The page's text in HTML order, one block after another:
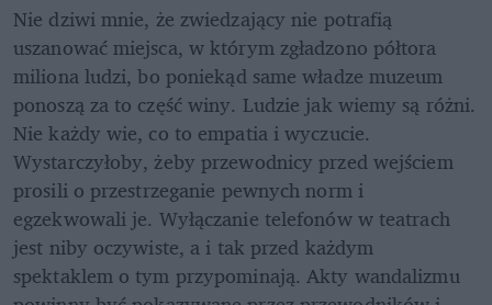
Nie dziwi mnie, że zwiedzający nie potrafią
uszanować miejsca, w którym zgładzono półtora
miliona ludzi, bo poniekąd same władze muzeum
ponoszą za to część winy. Ludzie jak wiemy są różni.
Nie każdy wie, co to empatia i wyczucie.
Wystarczyłoby, żeby przewodnicy przed wejściem
prosili o przestrzeganie pewnych norm i
egzekwowali je. Wyłączanie telefonów w teatrach
jest niby oczywiste, a i tak przed każdym
spektaklem o tym przypominają. Akty wandalizmu